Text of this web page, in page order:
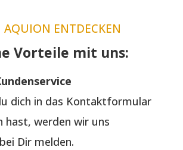
AQUION ENTDECKEN
Vorteile mit uns:
dich in das Kontaktformular
hast, werden wir uns
Dir melden.